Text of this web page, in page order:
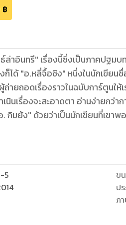
฿
ล่าอินทรี" เรื่องนี้ซึ่งเป็นภาคปฐม
ได้ "อ.หลี่จื้อชิง" หนึ่งในนักเขียน
ถ่ายถอดเรื่องราวในฉบับการ์ตูนใ
เนินเรื่องจะสะอาดตา อ่านง่ายก
กิมย้ง" ด้วยว่าเป็นนักเขียนที่เขา
นฉบับการ์ตูนได้ใกล้เคียงกับบทปร
5
ข
ป
ภ